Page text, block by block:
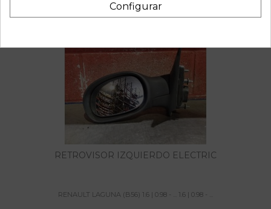
Também poderá gostar
RETROVISOR IZQUIERDO ELECTRIC
RENAULT LAGUNA (B56) 1.6 | 0.98 - ... 1.6 | 0.98 - ...
Configurar